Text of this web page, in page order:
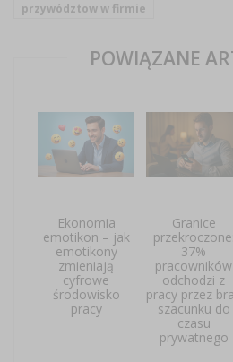
przywództow w firmie
POWIĄZANE
Ekonomia
emotikon – jak
emotikony
zmieniają
cyfrowe
środowisko
pracy
Granice
przekroczone:
37%
pracowników
odchodzi z
pracy przez
szacunku do
czasu
prywatnego